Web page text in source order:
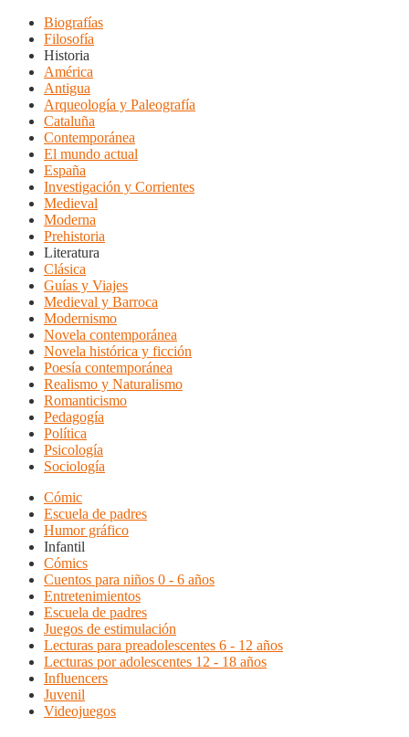
Biografías
Filosofía
Historia
América
Antigua
Arqueología y Paleografía
Cataluña
Contemporánea
El mundo actual
España
Investigación y Corrientes
Medieval
Moderna
Prehistoria
Literatura
Clásica
Guías y Viajes
Medieval y Barroca
Modernismo
Novela contemporánea
Novela histórica y ficción
Poesía contemporánea
Realismo y Naturalismo
Romanticismo
Pedagogía
Política
Psicología
Sociología
Cómic
Escuela de padres
Humor gráfico
Infantil
Cómics
Cuentos para niños 0 - 6 años
Entretenimientos
Escuela de padres
Juegos de estimulación
Lecturas para preadolescentes 6 - 12 años
Lecturas por adolescentes 12 - 18 años
Influencers
Juvenil
Videojuegos